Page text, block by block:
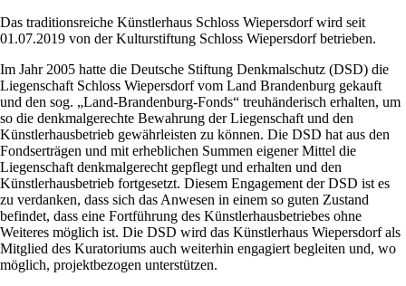
Das traditionsreiche Künstlerhaus Schloss Wiepersdorf wird seit
01.07.2019 von der Kulturstiftung Schloss Wiepersdorf betrieben.
Im Jahr 2005 hatte die Deutsche Stiftung Denkmalschutz (DSD) die
Liegenschaft Schloss Wiepersdorf vom Land Brandenburg gekauft
und den sog. „Land-Brandenburg-Fonds“ treuhänderisch erhalten, um
so die denkmalgerechte Bewahrung der Liegenschaft und den
Künstlerhausbetrieb gewährleisten zu können. Die DSD hat aus den
Fondserträgen und mit erheblichen Summen eigener Mittel die
Liegenschaft denkmalgerecht gepflegt und erhalten und den
Künstlerhausbetrieb fortgesetzt. Diesem Engagement der DSD ist es
zu verdanken, dass sich das Anwesen in einem so guten Zustand
befindet, dass eine Fortführung des Künstlerhausbetriebes ohne
Weiteres möglich ist. Die DSD wird das Künstlerhaus Wiepersdorf als
Mitglied des Kuratoriums auch weiterhin engagiert begleiten und, wo
möglich, projektbezogen unterstützen.